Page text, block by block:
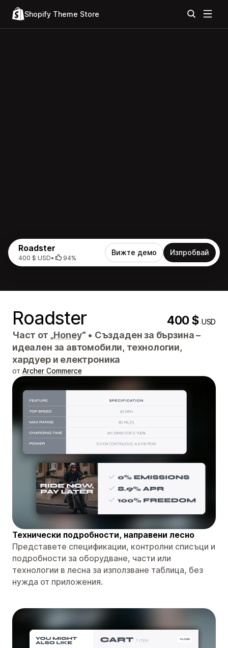
Shopify Theme Store
Roadster
400 $ USD• 94%
Вижте демо Изпробвай
Roadster 400 $USD
Част от „Honey“ • Създаден за бързина –
идеален за автомобили, технологии,
хардуер и електроника
от Archer Commerce
Технически подробности, направени лесно
Представете спецификации, контролни списъци и
подробности за оборудване, части или
технологии в лесна за използване таблица, без
нужда от приложения.